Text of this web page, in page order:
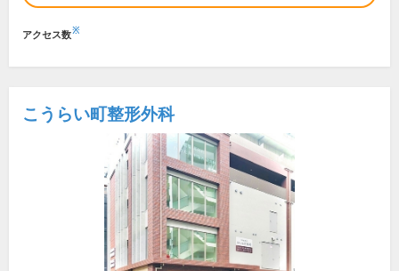
アクセス数※
こうらい町整形外科